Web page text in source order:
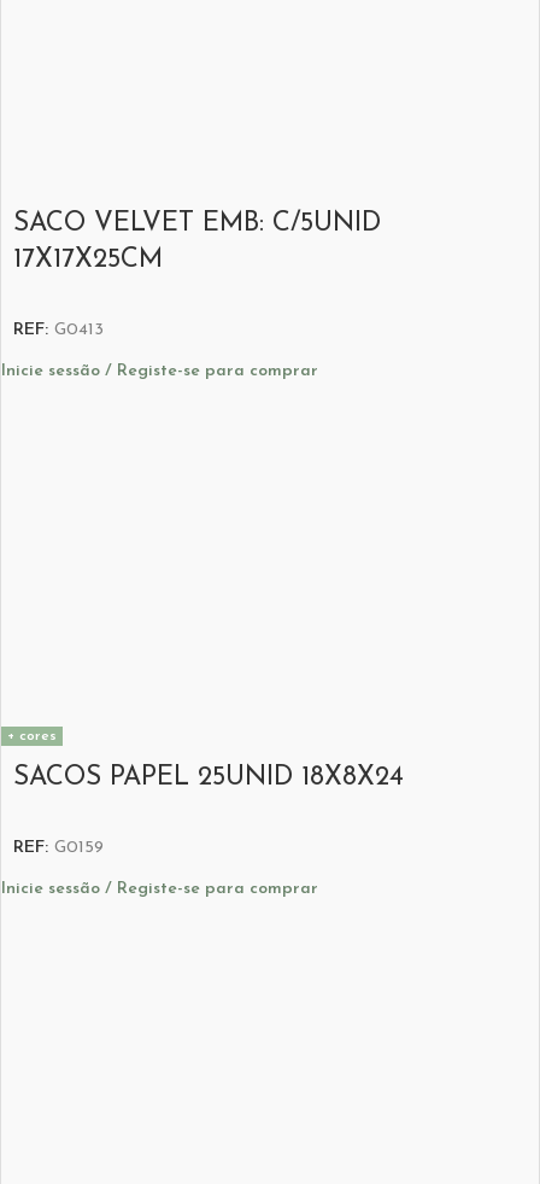
SACO VELVET EMB: C/5UNID
17X17X25CM
REF: G0413
Inicie sessão / Registe-se para comprar
+ cores
SACOS PAPEL 25UNID 18X8X24
REF: G0159
Inicie sessão / Registe-se para comprar